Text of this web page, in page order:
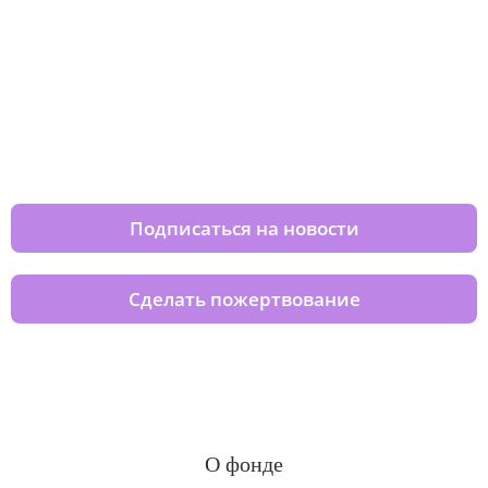
Подписаться на новости
Сделать пожертвование
О фонде